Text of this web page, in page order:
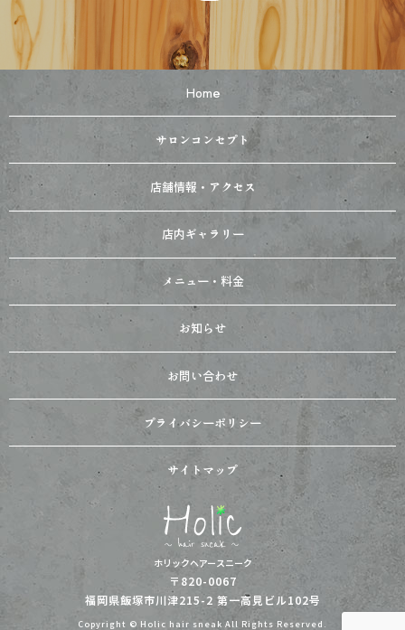
Home
サロンコンセプト
店舗情報・アクセス
店内ギャラリー
メニュー・料金
お知らせ
お問い合わせ
プライバシーポリシー
サイトマップ
ホリックヘアースニーク
〒820-0067
福岡県飯塚市川津215-2 第一高見ビル102号
Copyright © Holic hair sneak All Rights Reserved.